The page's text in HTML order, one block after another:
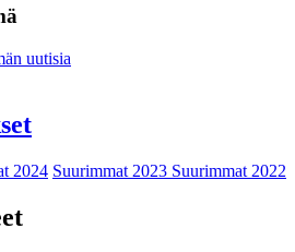
uutisia
2024 Suurimmat 2023 Suurimmat 2022